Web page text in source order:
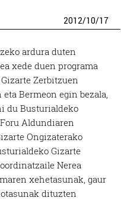
2012/10/17
ardura duten
xede duen programa
Zerbitzuen
Bermeon egin bezala,
du Busturialdeko
Aldundiaren
Ongizaterako
Gizarte
Nerea
xehetasunak, gaur
dituzten